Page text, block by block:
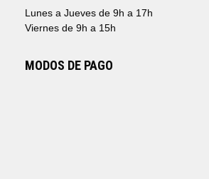
Lunes a Jueves de 9h a 17h
Viernes de 9h a 15h
MODOS DE PAGO